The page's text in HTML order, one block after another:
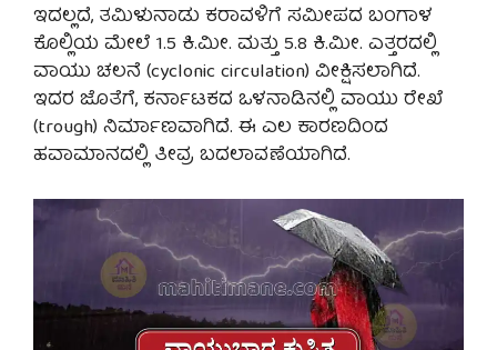
ಇದಲ್ಲದೆ, ತಮಿಳುನಾಡು ಕರಾವಳಿಗೆ ಸಮೀಪದ ಬಂಗಾಳ
ಕೊಲ್ಲಿಯ ಮೇಲೆ 1.5 ಕಿ.ಮೀ. ಮತ್ತು 5.8 ಕಿ.ಮೀ. ಎತ್ತರದಲ್ಲಿ
ವಾಯು ಚಲನೆ (cyclonic circulation) ವೀಕ್ಷಿಸಲಾಗಿದೆ.
ಇದರ ಜೊತೆಗೆ, ಕರ್ನಾಟಕದ ಒಳನಾಡಿನಲ್ಲಿ ವಾಯು ರೇಖೆ
(trough) ನಿರ್ಮಾಣವಾಗಿದೆ. ಈ ಎಲ ಕಾರಣದಿಂದ
ಹವಾಮಾನದಲ್ಲಿ ತೀವ್ರ ಬದಲಾವಣೆಯಾಗಿದೆ.